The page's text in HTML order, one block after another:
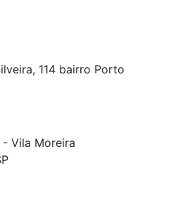
114 bairro Porto
Vila Moreira